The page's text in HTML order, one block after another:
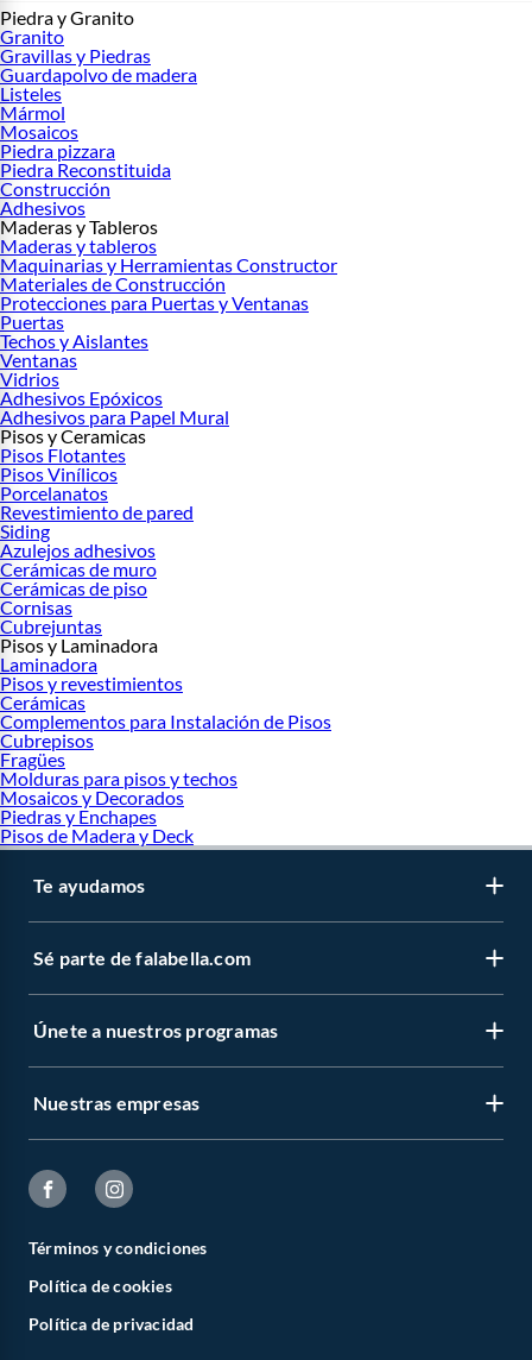
Piedra y Granito
Granito
Gravillas y Piedras
Guardapolvo de madera
Listeles
Mármol
Mosaicos
Piedra pizzara
Piedra Reconstituida
Construcción
Adhesivos
Maderas y Tableros
Maderas y tableros
Maquinarias y Herramientas Constructor
Materiales de Construcción
Protecciones para Puertas y Ventanas
Puertas
Techos y Aislantes
Ventanas
Vidrios
Adhesivos Epóxicos
Adhesivos para Papel Mural
Pisos y Ceramicas
Pisos Flotantes
Pisos Vinílicos
Porcelanatos
Revestimiento de pared
Siding
Azulejos adhesivos
Cerámicas de muro
Cerámicas de piso
Cornisas
Cubrejuntas
Pisos y Laminadora
Laminadora
Pisos y revestimientos
Cerámicas
Complementos para Instalación de Pisos
Cubrepisos
Fragües
Molduras para pisos y techos
Mosaicos y Decorados
Piedras y Enchapes
Pisos de Madera y Deck
Te ayudamos
Sé parte de falabella.com
Únete a nuestros programas
Nuestras empresas
Términos y condiciones
Política de cookies
Política de privacidad